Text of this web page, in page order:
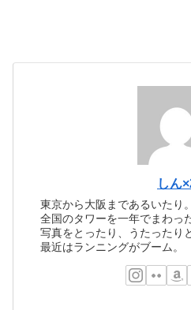
しん
東京から大阪まであるいたり。
全国のタワーを一年でまわっ
写真をとったり、うたったり
最近はランニングがブーム。